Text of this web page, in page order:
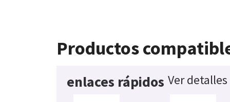
Productos
enlaces rápidos Ver